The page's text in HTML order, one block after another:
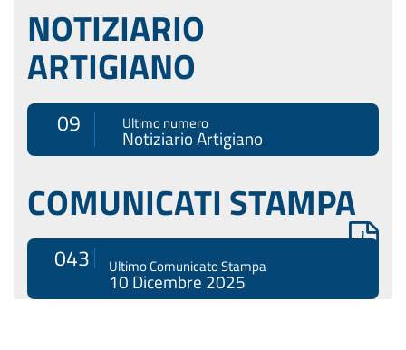
NOTIZIARIO
ARTIGIANO
09 Ultimo numero
Notiziario Artigiano
COMUNICATI STAMPA
043 Ultimo Comunicato Stampa
10 Dicembre 2025